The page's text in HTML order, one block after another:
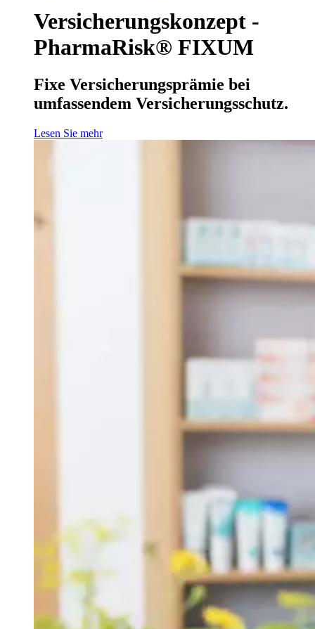
Versicherungskonzept -
PharmaRisk® FIXUM
Fixe Versicherungsprämie bei
umfassendem Versicherungsschutz.
Lesen Sie mehr